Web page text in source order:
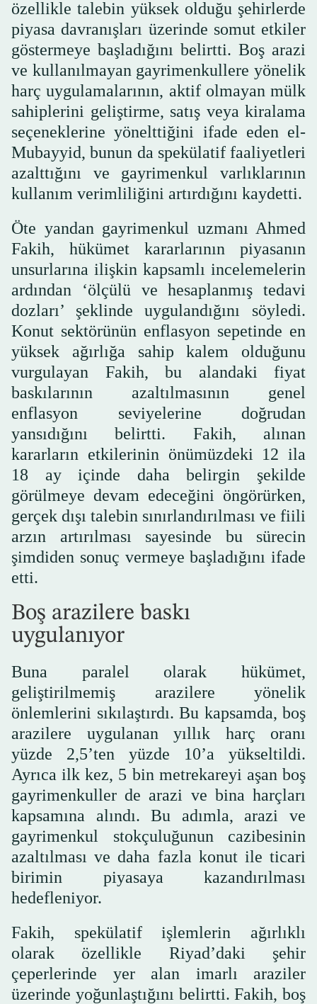
özellikle talebin yüksek olduğu şehirlerde
piyasa davranışları üzerinde somut etkiler
göstermeye başladığını belirtti. Boş arazi
ve kullanılmayan gayrimenkullere yönelik
harç uygulamalarının, aktif olmayan mülk
sahiplerini geliştirme, satış veya kiralama
seçeneklerine yönelttiğini ifade eden el-
Mubayyid, bunun da spekülatif faaliyetleri
azalttığını ve gayrimenkul varlıklarının
kullanım verimliliğini artırdığını kaydetti.
Öte yandan gayrimenkul uzmanı Ahmed
Fakih, hükümet kararlarının piyasanın
unsurlarına ilişkin kapsamlı incelemelerin
ardından ‘ölçülü ve hesaplanmış tedavi
dozları’ şeklinde uygulandığını söyledi.
Konut sektörünün enflasyon sepetinde en
yüksek ağırlığa sahip kalem olduğunu
vurgulayan Fakih, bu alandaki fiyat
baskılarının azaltılmasının genel
enflasyon seviyelerine doğrudan
yansıdığını belirtti. Fakih, alınan
kararların etkilerinin önümüzdeki 12 ila
18 ay içinde daha belirgin şekilde
görülmeye devam edeceğini öngörürken,
gerçek dışı talebin sınırlandırılması ve fiili
arzın artırılması sayesinde bu sürecin
şimdiden sonuç vermeye başladığını ifade
etti.
Boş arazilere baskı
uygulanıyor
Buna paralel olarak hükümet,
geliştirilmemiş arazilere yönelik
önlemlerini sıkılaştırdı. Bu kapsamda, boş
arazilere uygulanan yıllık harç oranı
yüzde 2,5’ten yüzde 10’a yükseltildi.
Ayrıca ilk kez, 5 bin metrekareyi aşan boş
gayrimenkuller de arazi ve bina harçları
kapsamına alındı. Bu adımla, arazi ve
gayrimenkul stokçuluğunun cazibesinin
azaltılması ve daha fazla konut ile ticari
birimin piyasaya kazandırılması
hedefleniyor.
Fakih, spekülatif işlemlerin ağırlıklı
olarak özellikle Riyad’daki şehir
çeperlerinde yer alan imarlı araziler
üzerinde yoğunlaştığını belirtti. Fakih, boş